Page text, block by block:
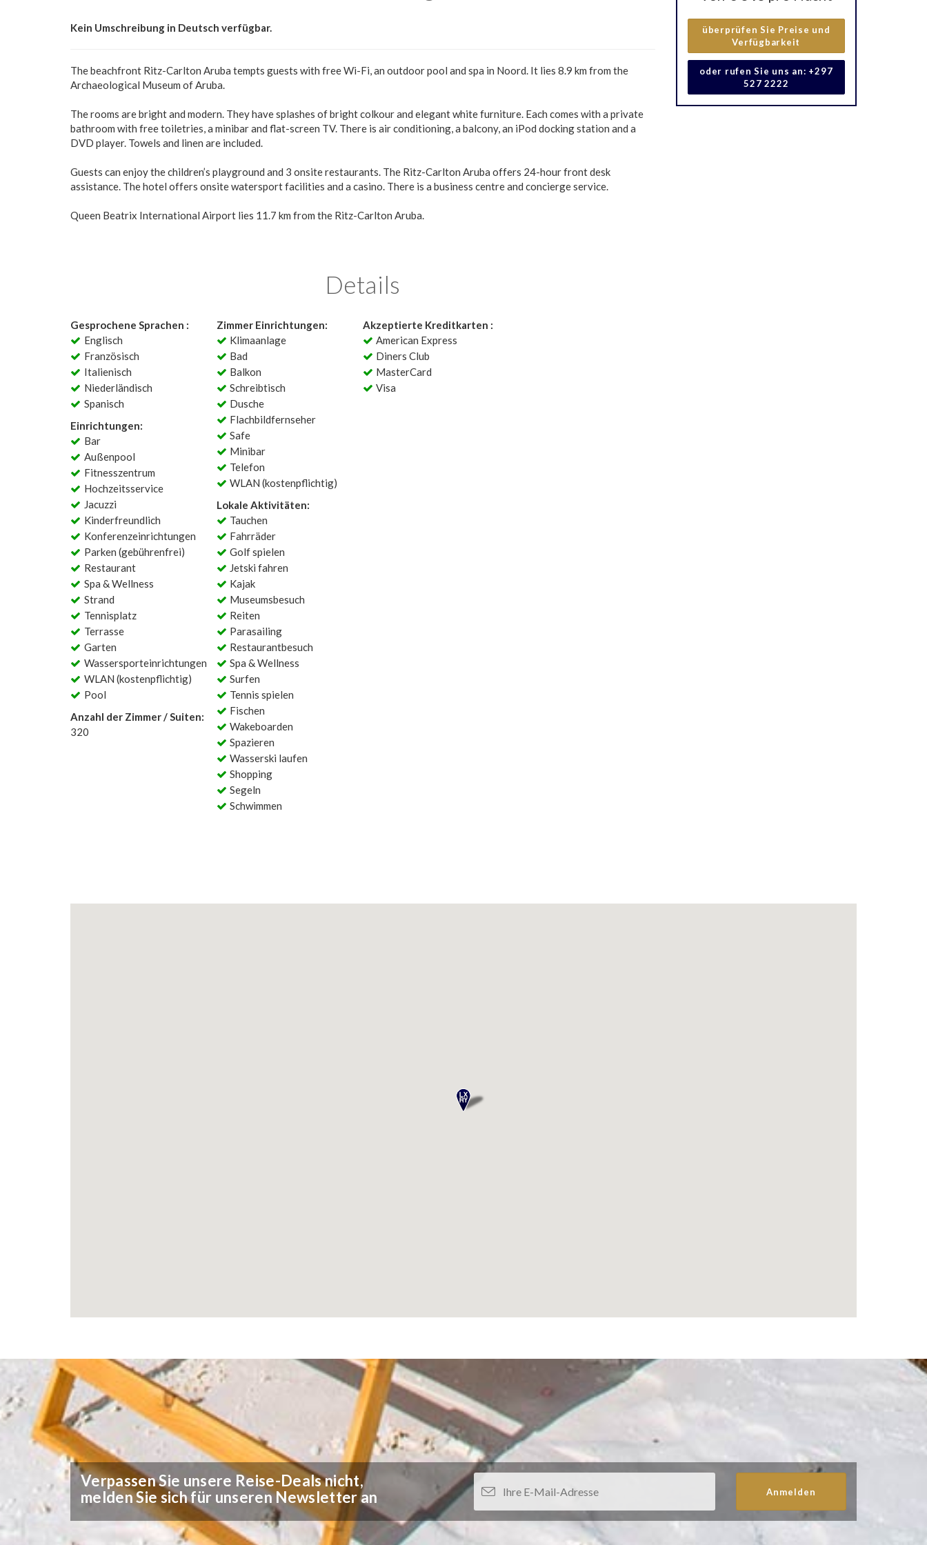
überprüfen Sie Preise und
Verfügbarkeit
oder rufen Sie uns an: +297
527 2222
Kein Umschreibung in Deutsch verfügbar.
The beachfront Ritz-Carlton Aruba tempts guests with free Wi-Fi, an outdoor pool and spa in Noord. It lies 8.9 km from the
Archaeological Museum of Aruba.
The rooms are bright and modern. They have splashes of bright colkour and elegant white furniture. Each comes with a private
bathroom with free toiletries, a minibar and flat-screen TV. There is air conditioning, a balcony, an iPod docking station and a
DVD player. Towels and linen are included.
Guests can enjoy the children’s playground and 3 onsite restaurants. The Ritz-Carlton Aruba offers 24-hour front desk
assistance. The hotel offers onsite watersport facilities and a casino. There is a business centre and concierge service.
Queen Beatrix International Airport lies 11.7 km from the Ritz-Carlton Aruba.
Details
Gesprochene Sprachen :
Englisch
Französisch
Italienisch
Niederländisch
Spanisch
Einrichtungen:
Bar
Außenpool
Fitnesszentrum
Hochzeitsservice
Jacuzzi
Kinderfreundlich
Konferenzeinrichtungen
Parken (gebührenfrei)
Restaurant
Spa & Wellness
Strand
Tennisplatz
Terrasse
Garten
Wassersporteinrichtungen
WLAN (kostenpflichtig)
Pool
Anzahl der Zimmer / Suiten:
320
Zimmer Einrichtungen:
Klimaanlage
Bad
Balkon
Schreibtisch
Dusche
Flachbildfernseher
Safe
Minibar
Telefon
WLAN (kostenpflichtig)
Lokale Aktivitäten:
Tauchen
Fahrräder
Golf spielen
Jetski fahren
Kajak
Museumsbesuch
Reiten
Parasailing
Restaurantbesuch
Spa & Wellness
Surfen
Tennis spielen
Fischen
Wakeboarden
Spazieren
Wasserski laufen
Shopping
Segeln
Schwimmen
Akzeptierte Kreditkarten :
American Express
Diners Club
MasterCard
Visa
Verpassen Sie unsere Reise-Deals nicht,
melden Sie sich für unseren Newsletter an
Anmelden